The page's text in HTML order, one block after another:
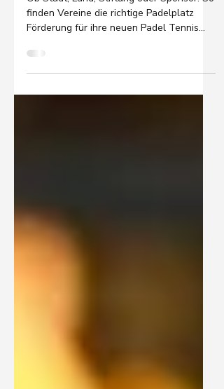
Padelplatz Förderung
Ob Stadt, Land, Stiftung oder Sponsor: So
finden Vereine die richtige Padelplatz